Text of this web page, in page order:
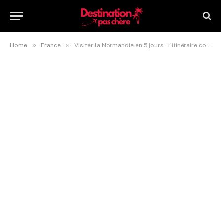
Home » France » Visiter la Normandie en 5 jours : l’itinéraire complet